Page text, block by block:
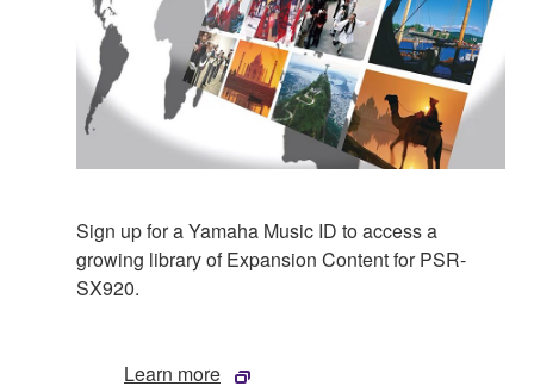
Sign up for a Yamaha Music ID to access a
growing library of Expansion Content for PSR-
SX920.
Learn more